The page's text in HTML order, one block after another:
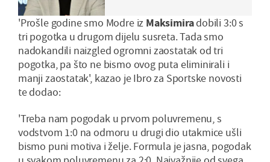
'Prošle godine smo Modre iz Maksimiradobili 3:0 s
tri pogotka u drugom dijelu susreta. Tada smo
nadokandili naizgled ogromni zaostatak od tri
pogotka, pa što ne bismo ovog puta eliminirali i
manji zaostatak', kazao je Ibro za Sportske novosti
te dodao:
'Treba nam pogodak u prvom poluvremenu, s
vodstvom 1:0 na odmoru u drugi dio utakmice ušli
bismo puni motiva i želje. Formula je jasna, pogodak